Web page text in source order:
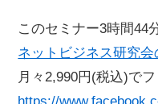
このセミナー3時間44
ネットビジネス研究会
月々2,990円(税込)でフ